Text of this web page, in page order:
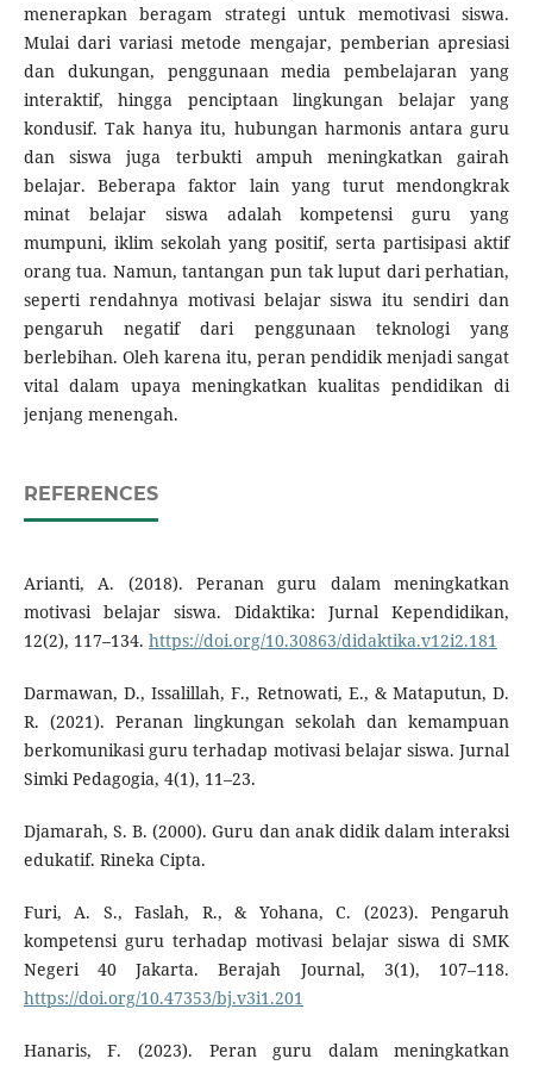
menerapkan beragam strategi untuk memotivasi siswa.
Mulai dari variasi metode mengajar, pemberian apresiasi
dan dukungan, penggunaan media pembelajaran yang
interaktif, hingga penciptaan lingkungan belajar yang
kondusif. Tak hanya itu, hubungan harmonis antara guru
dan siswa juga terbukti ampuh meningkatkan gairah
belajar. Beberapa faktor lain yang turut mendongkrak
minat belajar siswa adalah kompetensi guru yang
mumpuni, iklim sekolah yang positif, serta partisipasi aktif
orang tua. Namun, tantangan pun tak luput dari perhatian,
seperti rendahnya motivasi belajar siswa itu sendiri dan
pengaruh negatif dari penggunaan teknologi yang
berlebihan. Oleh karena itu, peran pendidik menjadi sangat
vital dalam upaya meningkatkan kualitas pendidikan di
jenjang menengah.
REFERENCES
Arianti, A. (2018). Peranan guru dalam meningkatkan
motivasi belajar siswa. Didaktika: Jurnal Kependidikan,
12(2), 117–134. https://doi.org/10.30863/didaktika.v12i2.181
Darmawan, D., Issalillah, F., Retnowati, E., & Mataputun, D.
R. (2021). Peranan lingkungan sekolah dan kemampuan
berkomunikasi guru terhadap motivasi belajar siswa. Jurnal
Simki Pedagogia, 4(1), 11–23.
Djamarah, S. B. (2000). Guru dan anak didik dalam interaksi
edukatif. Rineka Cipta.
Furi, A. S., Faslah, R., & Yohana, C. (2023). Pengaruh
kompetensi guru terhadap motivasi belajar siswa di SMK
Negeri 40 Jakarta. Berajah Journal, 3(1), 107–118.
https://doi.org/10.47353/bj.v3i1.201
Hanaris, F. (2023). Peran guru dalam meningkatkan